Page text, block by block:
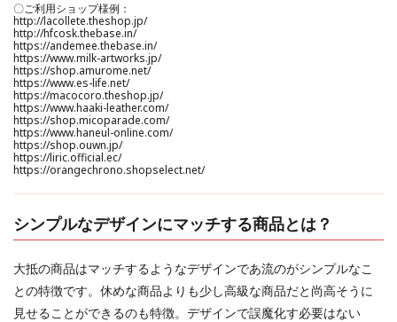
〇ご利用ショップ様例：
http://lacollete.theshop.jp/
http://hfcosk.thebase.in/
https://andemee.thebase.in/
https://www.milk-artworks.jp/
https://shop.amurome.net/
https://www.es-life.net/
https://macocoro.theshop.jp/
https://www.haaki-leather.com/
https://shop.micoparade.com/
https://www.haneul-online.com/
https://shop.ouwn.jp/
https://liric.official.ec/
https://orangechrono.shopselect.net/
シンプルなデザインにマッチする商品とは？
大抵の商品はマッチするようなデザインであ流のがシンプルなこ
との特徴です。休めな商品よりも少し高級な商品だと尚高そうに
見せることができるのも特徴。デザインで誤魔化す必要はない